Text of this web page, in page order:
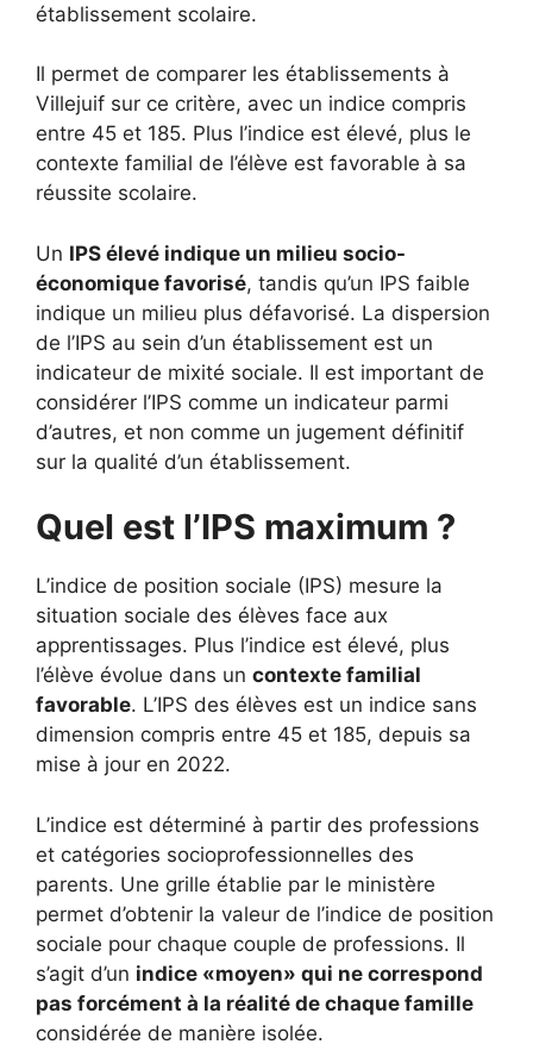
établissement scolaire.
Il permet de comparer les établissements à
Villejuif sur ce critère, avec un indice compris
entre 45 et 185. Plus l’indice est élevé, plus le
contexte familial de l’élève est favorable à sa
réussite scolaire.
Un IPS élevé indique un milieu socio-
économique favorisé, tandis qu’un IPS faible
indique un milieu plus défavorisé. La dispersion
de l’IPS au sein d’un établissement est un
indicateur de mixité sociale. Il est important de
considérer l’IPS comme un indicateur parmi
d’autres, et non comme un jugement définitif
sur la qualité d’un établissement.
Quel est l’IPS maximum ?
L’indice de position sociale (IPS) mesure la
situation sociale des élèves face aux
apprentissages. Plus l’indice est élevé, plus
l’élève évolue dans un contexte familial
favorable. L’IPS des élèves est un indice sans
dimension compris entre 45 et 185, depuis sa
mise à jour en 2022.
L’indice est déterminé à partir des professions
et catégories socioprofessionnelles des
parents. Une grille établie par le ministère
permet d’obtenir la valeur de l’indice de position
sociale pour chaque couple de professions. Il
s’agit d’un indice «moyen» qui ne correspond
pas forcément à la réalité de chaque famille
considérée de manière isolée.